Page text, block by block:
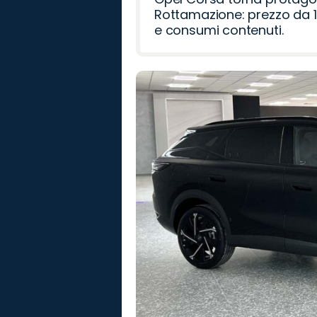
Rottamazione: prezzo da
e consumi contenuti.